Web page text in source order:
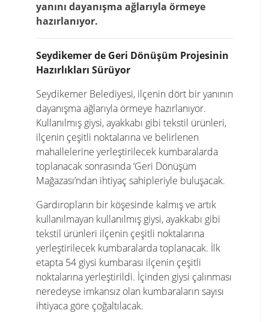
yanını dayanışma ağlarıyla örmeye
hazırlanıyor.
Seydikemer de Geri Dönüşüm Projesinin
Hazırlıkları Sürüyor
Seydikemer Belediyesi, ilçenin dört bir yanının
dayanışma ağlarıyla örmeye hazırlanıyor.
Kullanılmış giysi, ayakkabı gibi tekstil ürünleri,
ilçenin çeşitli noktalarına ve belirlenen
mahallelerine yerleştirilecek kumbaralarda
toplanacak sonrasında ‘Geri Dönüşüm
Mağazası’ndan ihtiyaç sahipleriyle buluşacak.
Gardıropların bir köşesinde kalmış ve artık
kullanılmayan kullanılmış giysi, ayakkabı gibi
tekstil ürünleri ilçenin çeşitli noktalarına
yerleştirilecek kumbaralarda toplanacak. İlk
etapta 54 giysi kumbarası ilçenin çeşitli
noktalarına yerleştirildi. İçinden giysi çalınması
neredeyse imkansız olan kumbaraların sayısı
ihtiyaca göre çoğaltılacak.